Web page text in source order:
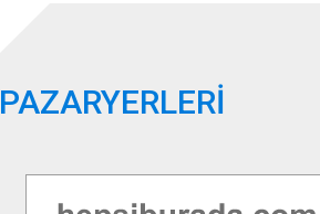
PAZARYERLERİ